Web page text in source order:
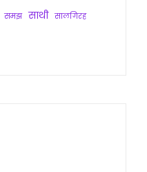
समझ साथी सालगिरह